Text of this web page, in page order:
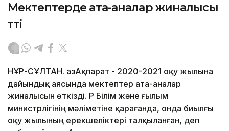
Мектептерде ата-аналар жиналысы
өтті
НҰР-СҰЛТАН. ҚазАқпарат - 2020-2021 оқу жылына
дайындық аясында мектептер ата-аналар
жиналысын өткізді. ҚР Білім және ғылым
министрлігінің мәліметіне қарағанда, онда биылғы
оқу жылының ерекшеліктері талқыланған, деп